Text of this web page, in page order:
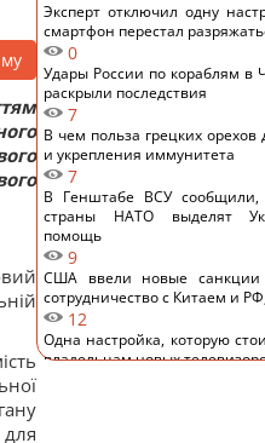
Эксперт отключил одну
смартфон перестал
0
Удары России по кораблям в
раскрыли последствия
7
В чем польза грецких орехов
и укрепления иммунитета
7
В Генштабе ВСУ
страны НАТО выделят
помощь
9
США ввели новые санкции
сотрудничество с Китаем и
12
Одна настройка, которую
владельцам новых